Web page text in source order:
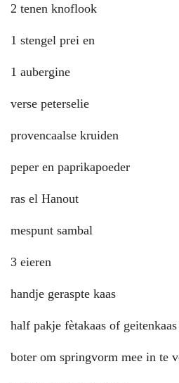
2 tenen knoflook
1 stengel prei en
1 aubergine
verse peterselie
provencaalse kruiden
peper en paprikapoeder
ras el Hanout
mespunt sambal
3 eieren
handje geraspte kaas
half pakje fètakaas of
boter om springvorm mee in te